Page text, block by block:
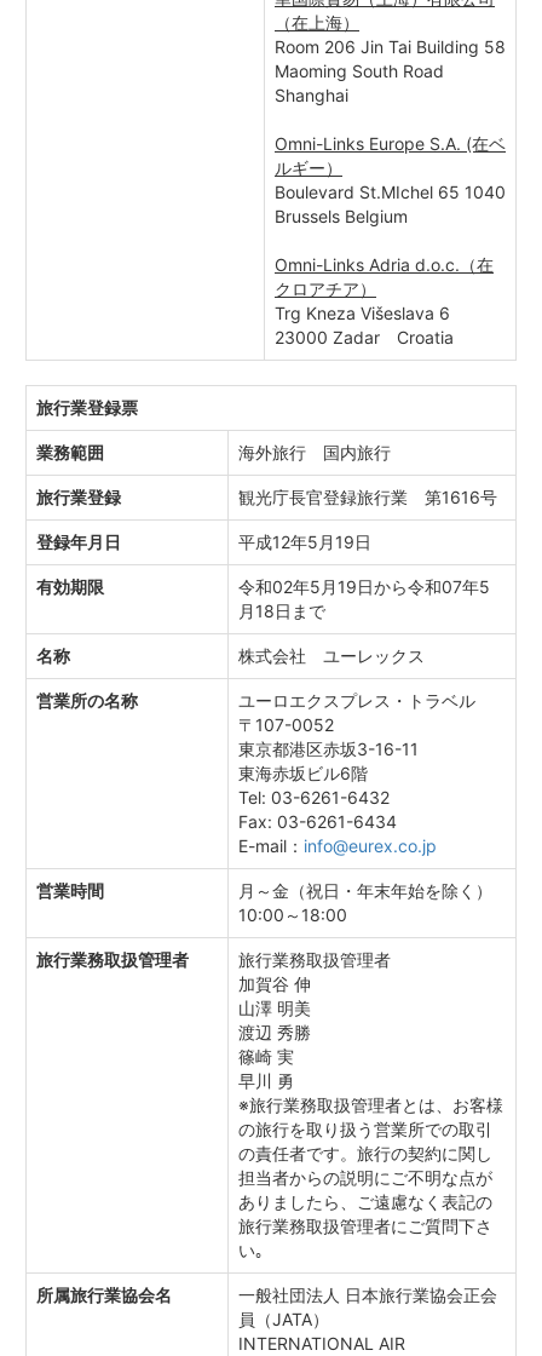
（在上海）
Room 206 Jin Tai Building 58
Maoming South Road
Shanghai
Omni-Links Europe S.A. (在ベ
ルギー）
Boulevard St.MIchel 65 1040
Brussels Belgium
Omni-Links Adria d.o.c.（在
クロアチア）
Trg Kneza Višeslava 6
23000 Zadar Croatia
旅行業登録票
業務範囲 海外旅行 国内旅行
旅行業登録 観光庁長官登録旅行業 第1616号
登録年月日 平成12年5月19日
有効期限
令和02年5月19日から令和07年5
月18日まで
名称 株式会社 ユーレックス
営業所の名称
ユーロエクスプレス・トラベル
〒107-0052
東京都港区赤坂3-16-11
東海赤坂ビル6階
Tel: 03-6261-6432
Fax: 03-6261-6434
E-mail： info@eurex.co.jp
営業時間
月～金（祝日・年末年始を除く）
10:00～18:00
旅行業務取扱管理者
旅行業務取扱管理者
加賀谷 伸
山澤 明美
渡辺 秀勝
篠崎 実
早川 勇
※旅行業務取扱管理者とは、お客様
の旅行を取り扱う営業所での取引
の責任者です。旅行の契約に関し
担当者からの説明にご不明な点が
ありましたら、ご遠慮なく表記の
旅行業務取扱管理者にご質問下さ
い｡
所属旅行業協会名
一般社団法人 日本旅行業協会正会
員（JATA）
INTERNATIONAL AIR